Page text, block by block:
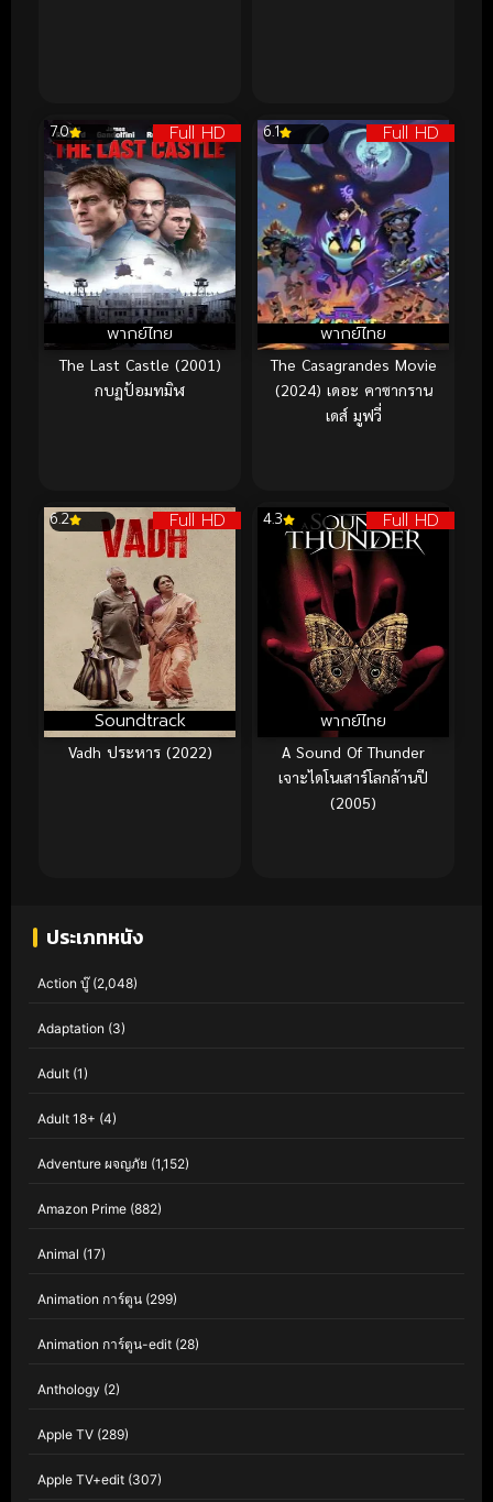
Full HD
พากย์ไทย
7.0
The Last Castle (2001)
กบฏป้อมทมิฬ
Full HD
พากย์ไทย
6.1
The Casagrandes Movie
(2024) เดอะ คาซากราน
เดส์ มูฟวี่
Full HD
Soundtrack
6.2
Vadh ประหาร (2022)
Full HD
พากย์ไทย
4.3
A Sound Of Thunder
เจาะไดโนเสาร์โลกล้านปี
(2005)
ประเภทหนัง
Action บู๊(2,048)
Adaptation (3)
Adult (1)
Adult 18+ (4)
Adventure ผจญภัย (1,152)
Amazon Prime (882)
Animal (17)
Animation การ์ตูน (299)
Animation การ์ตูน-edit (28)
Anthology (2)
Apple TV (289)
Apple TV+edit (307)